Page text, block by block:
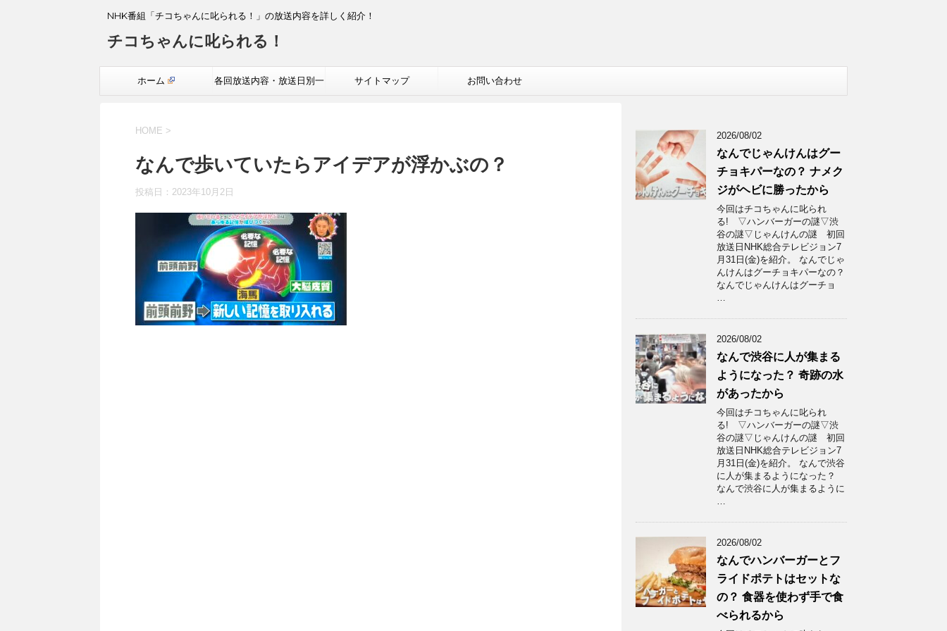
NHK番組「チコちゃんに叱られる！」の放送内容を詳しく紹介！
チコちゃんに叱られる！
ホーム 各回放送内容・放送日別一 サイトマップ お問い合わせ
HOME >
なんで歩いていたらアイデアが浮かぶの？
投稿日： 2023年10月2日
2026/08/02
なんでじゃんけんはグー
チョキパーなの？ ナメク
ジがヘビに勝ったから
今回はチコちゃんに叱られ
る! ▽ハンバーガーの謎▽渋
谷の謎▽じゃんけんの謎 初回
放送日NHK総合テレビジョン7
月31日(金)を紹介。 なんでじゃ
んけんはグーチョキパーなの？
なんでじゃんけんはグーチョ
…
2026/08/02
なんで渋谷に人が集まる
ようになった？ 奇跡の水
があったから
今回はチコちゃんに叱られ
る! ▽ハンバーガーの謎▽渋
谷の謎▽じゃんけんの謎 初回
放送日NHK総合テレビジョン7
月31日(金)を紹介。 なんで渋谷
に人が集まるようになった？
なんで渋谷に人が集まるように
…
2026/08/02
なんでハンバーガーとフ
ライドポテトはセットな
の？ 食器を使わず手で食
べられるから